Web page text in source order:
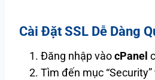
Cài Đặt SSL Dễ Dàng
Đăng nhập vàocPanel
Tìm đến mục “Security”